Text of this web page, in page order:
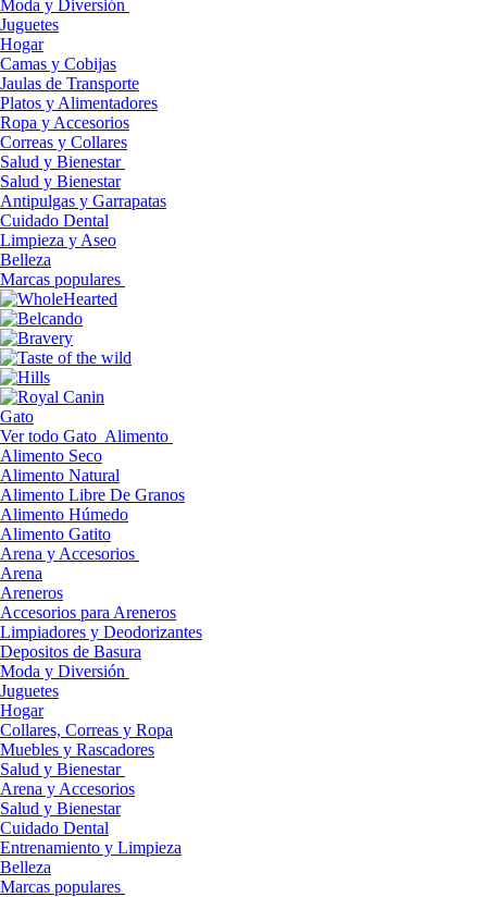
Moda y Diversión
Juguetes
Hogar
Camas y Cobijas
Jaulas de Transporte
Platos y Alimentadores
Ropa y Accesorios
Correas y Collares
Salud y Bienestar
Salud y Bienestar
Antipulgas y Garrapatas
Cuidado Dental
Limpieza y Aseo
Belleza
Marcas populares
Gato
Ver todo Gato Alimento
Alimento Seco
Alimento Natural
Alimento Libre De Granos
Alimento Húmedo
Alimento Gatito
Arena y Accesorios
Arena
Areneros
Accesorios para Areneros
Limpiadores y Deodorizantes
Depositos de Basura
Moda y Diversión
Juguetes
Hogar
Collares, Correas y Ropa
Muebles y Rascadores
Salud y Bienestar
Arena y Accesorios
Salud y Bienestar
Cuidado Dental
Entrenamiento y Limpieza
Belleza
Marcas populares